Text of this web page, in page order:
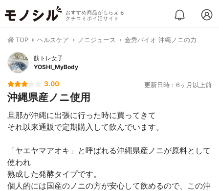
おすすめ商品がもらえる
クチコミポイ活サイト
TOP ヘルスケア ノニジュース 金秀バイオ 沖縄ノニの力
筋トレ女子
YOSHI_MyBody
3.00 更新日時：6ヶ月以上前
沖縄県産ノニ使用
旦那が沖縄に出張に行った時に買ってきて
それ以来通販で定期購入して飲んでいます。
「ヤエヤマアオキ」と呼ばれる沖縄県産ノニが原料として
使われ
熟成した発酵タイプです。
個人的には国産のノニの方が安心して飲めるので、この沖